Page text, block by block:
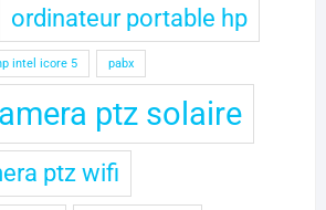
ordinateur portable hp
intel icore 5 pabx
ptz solaire
ptz wifi